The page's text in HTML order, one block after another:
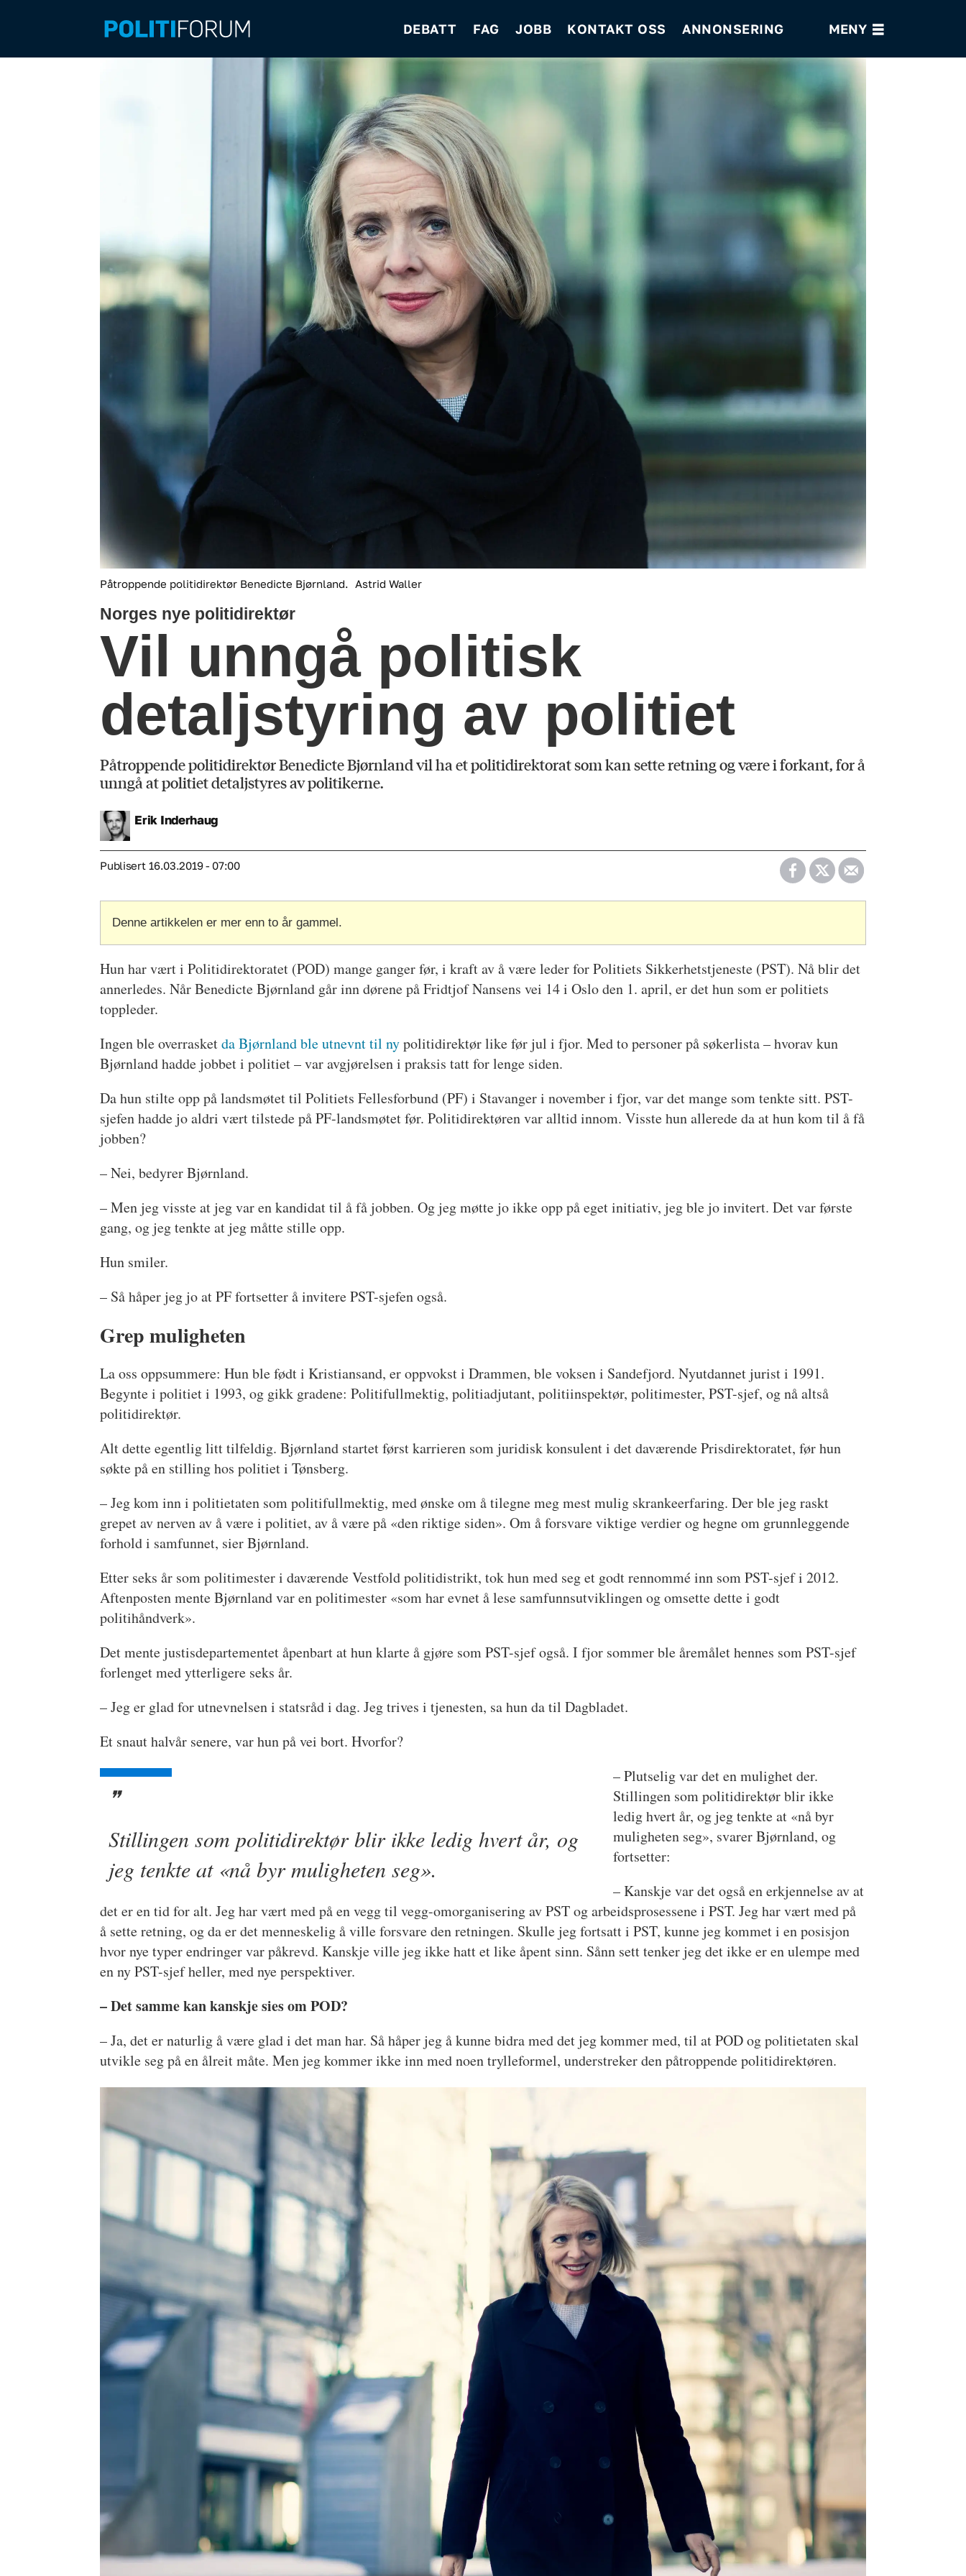
DEBATT FAG JOBB KONTAKT OSS ANNONSERING
Påtroppende politidirektør Benedicte Bjørnland. Astrid Waller
Norges nye politidirektør
Vil unngå politisk
detaljstyring av politiet
Påtroppende politidirektør Benedicte Bjørnland vil ha et politidirektorat som kan sette retning og være i forkant, for å
unngå at politiet detaljstyres av politikerne.
Erik Inderhaug
Publisert 16.03.2019 - 07:00
Denne artikkelen er mer enn to år gammel.
Hun har vært i Politidirektoratet (POD) mange ganger før, i kraft av å være leder for Politiets Sikkerhetstjeneste (PST). Nå blir det
annerledes. Når Benedicte Bjørnland går inn dørene på Fridtjof Nansens vei 14 i Oslo den 1. april, er det hun som er politiets
toppleder.
Ingen ble overrasketda Bjørnland ble utnevnt til nypolitidirektør like før jul i fjor. Med to personer på søkerlista – hvorav kun
Bjørnland hadde jobbet i politiet – var avgjørelsen i praksis tatt for lenge siden.
Da hun stilte opp på landsmøtet til Politiets Fellesforbund (PF) i Stavanger i november i fjor, var det mange som tenkte sitt. PST-
sjefen hadde jo aldri vært tilstede på PF-landsmøtet før. Politidirektøren var alltid innom. Visste hun allerede da at hun kom til å få
jobben?
– Nei, bedyrer Bjørnland.
– Men jeg visste at jeg var en kandidat til å få jobben. Og jeg møtte jo ikke opp på eget initiativ, jeg ble jo invitert. Det var første
gang, og jeg tenkte at jeg måtte stille opp.
Hun smiler.
– Så håper jeg jo at PF fortsetter å invitere PST-sjefen også.
Grep muligheten
La oss oppsummere: Hun ble født i Kristiansand, er oppvokst i Drammen, ble voksen i Sandefjord. Nyutdannet jurist i 1991.
Begynte i politiet i 1993, og gikk gradene: Politifullmektig, politiadjutant, politiinspektør, politimester, PST-sjef, og nå altså
politidirektør.
Alt dette egentlig litt tilfeldig. Bjørnland startet først karrieren som juridisk konsulent i det daværende Prisdirektoratet, før hun
søkte på en stilling hos politiet i Tønsberg.
– Jeg kom inn i politietaten som politifullmektig, med ønske om å tilegne meg mest mulig skrankeerfaring. Der ble jeg raskt
grepet av nerven av å være i politiet, av å være på «den riktige siden». Om å forsvare viktige verdier og hegne om grunnleggende
forhold i samfunnet, sier Bjørnland.
Etter seks år som politimester i daværende Vestfold politidistrikt, tok hun med seg et godt rennommé inn som PST-sjef i 2012.
Aftenposten mente Bjørnland var en politimester «som har evnet å lese samfunnsutviklingen og omsette dette i godt
politihåndverk».
Det mente justisdepartementet åpenbart at hun klarte å gjøre som PST-sjef også. I fjor sommer ble åremålet hennes som PST-sjef
forlenget med ytterligere seks år.
– Jeg er glad for utnevnelsen i statsråd i dag. Jeg trives i tjenesten, sa hun da til Dagbladet.
Et snaut halvår senere, var hun på vei bort. Hvorfor?
Stillingen som politidirektør blir ikke ledig hvert år, og
jeg tenkte at «nå byr muligheten seg».
– Plutselig var det en mulighet der.
Stillingen som politidirektør blir ikke
ledig hvert år, og jeg tenkte at «nå byr
muligheten seg», svarer Bjørnland, og
fortsetter:
– Kanskje var det også en erkjennelse av at
det er en tid for alt. Jeg har vært med på en vegg til vegg-omorganisering av PST og arbeidsprosessene i PST. Jeg har vært med på
å sette retning, og da er det menneskelig å ville forsvare den retningen. Skulle jeg fortsatt i PST, kunne jeg kommet i en posisjon
hvor nye typer endringer var påkrevd. Kanskje ville jeg ikke hatt et like åpent sinn. Sånn sett tenker jeg det ikke er en ulempe med
en ny PST-sjef heller, med nye perspektiver.
– Det samme kan kanskje sies om POD?
– Ja, det er naturlig å være glad i det man har. Så håper jeg å kunne bidra med det jeg kommer med, til at POD og politietaten skal
utvikle seg på en ålreit måte. Men jeg kommer ikke inn med noen trylleformel, understreker den påtroppende politidirektøren.